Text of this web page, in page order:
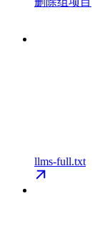
llms-full.txt